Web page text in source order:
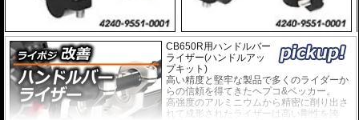
CB650R用ハンドルバー
ライザー(ハンドルアッ
プキット)
高い精度と堅牢な製品で多くのライダーか
らの信頼を得てきたヘプコ&ベッカー。
高強度のアルミニウムから精密に削り出さ
れて成形されたライザーは高い剛性を誇